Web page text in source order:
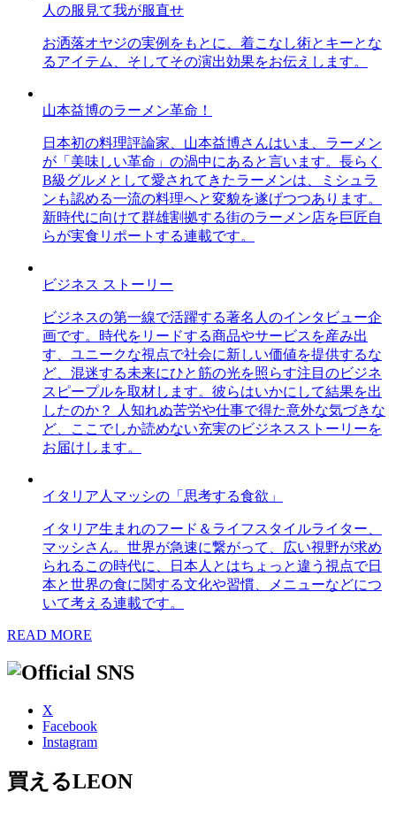
人の服見て我が服直せ
お洒落オヤジの実例をもとに、着こなし術とキーとな
るアイテム、そしてその演出効果をお伝えします。
山本益博のラーメン革命！
日本初の料理評論家、山本益博さんはいま、ラーメン
が「美味しい革命」の渦中にあると言います。長らく
B級グルメとして愛されてきたラーメンは、ミシュラ
ンも認める一流の料理へと変貌を遂げつつあります。
新時代に向けて群雄割拠する街のラーメン店を巨匠自
らが実食リポートする連載です。
ビジネス ストーリー
ビジネスの第一線で活躍する著名人のインタビュー企
画です。時代をリードする商品やサービスを産み出
す、ユニークな視点で社会に新しい価値を提供するな
ど、混迷する未来にひと筋の光を照らす注目のビジネ
スピープルを取材します。彼らはいかにして結果を出
したのか？ 人知れぬ苦労や仕事で得た意外な気づきな
ど、ここでしか読めない充実のビジネスストーリーを
お届けします。
イタリア人マッシの「思考する食欲」
イタリア生まれのフード＆ライフスタイルライター、
マッシさん。世界が急速に繋がって、広い視野が求め
られるこの時代に、日本人とはちょっと違う視点で日
本と世界の食に関する文化や習慣、メニューなどにつ
いて考える連載です。
READ MORE
X
Facebook
Instagram
買えるLEON